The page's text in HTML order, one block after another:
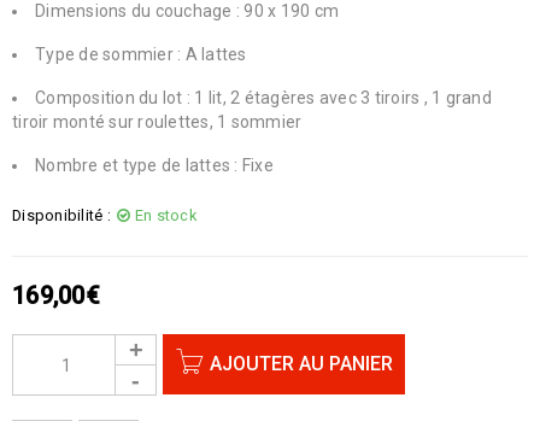
Dimensions du couchage : 90 x 190 cm
Type de sommier : A lattes
Composition du lot : 1 lit, 2 étagères avec 3 tiroirs , 1 grand
tiroir monté sur roulettes, 1 sommier
Nombre et type de lattes : Fixe
Disponibilité : En stock
169,00€
AJOUTER AU PANIER